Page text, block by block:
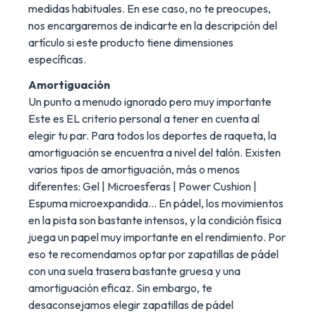
medidas habituales. En ese caso, no te preocupes,
nos encargaremos de indicarte en la descripción del
artículo si este producto tiene dimensiones
específicas.
Amortiguación
Un punto a menudo ignorado pero muy importante
Este es EL criterio personal a tener en cuenta al
elegir tu par. Para todos los deportes de raqueta, la
amortiguación se encuentra a nivel del talón. Existen
varios tipos de amortiguación, más o menos
diferentes: Gel | Microesferas | Power Cushion |
Espuma microexpandida... En pádel, los movimientos
en la pista son bastante intensos, y la condición física
juega un papel muy importante en el rendimiento. Por
eso te recomendamos optar por zapatillas de pádel
con una suela trasera bastante gruesa y una
amortiguación eficaz. Sin embargo, te
desaconsejamos elegir zapatillas de pádel